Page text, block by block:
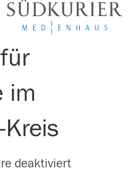
im
deaktiviertfür